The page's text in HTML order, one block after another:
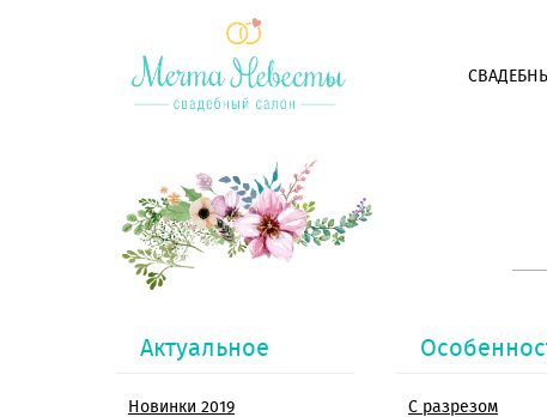
Актуальное
Новинки 2019 С разрезом